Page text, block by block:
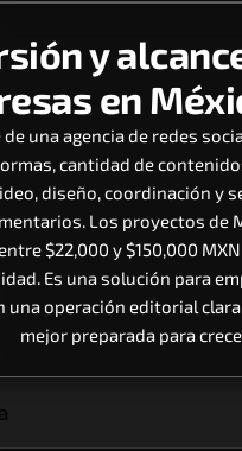
y
en
de una agencia de redes
cantidad de
diseño, coordinación y
Los proyectos de
$22,000 y $150,000
Es una solución para
una operación editorial
mejor preparada para